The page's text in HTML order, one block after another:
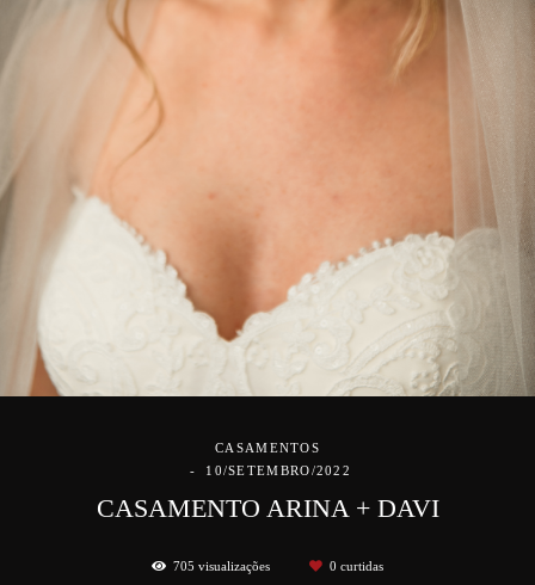
CASAMENTOS
10/SETEMBRO/2022
CASAMENTO ARINA + DAVI
705 visualizações 0 curtidas